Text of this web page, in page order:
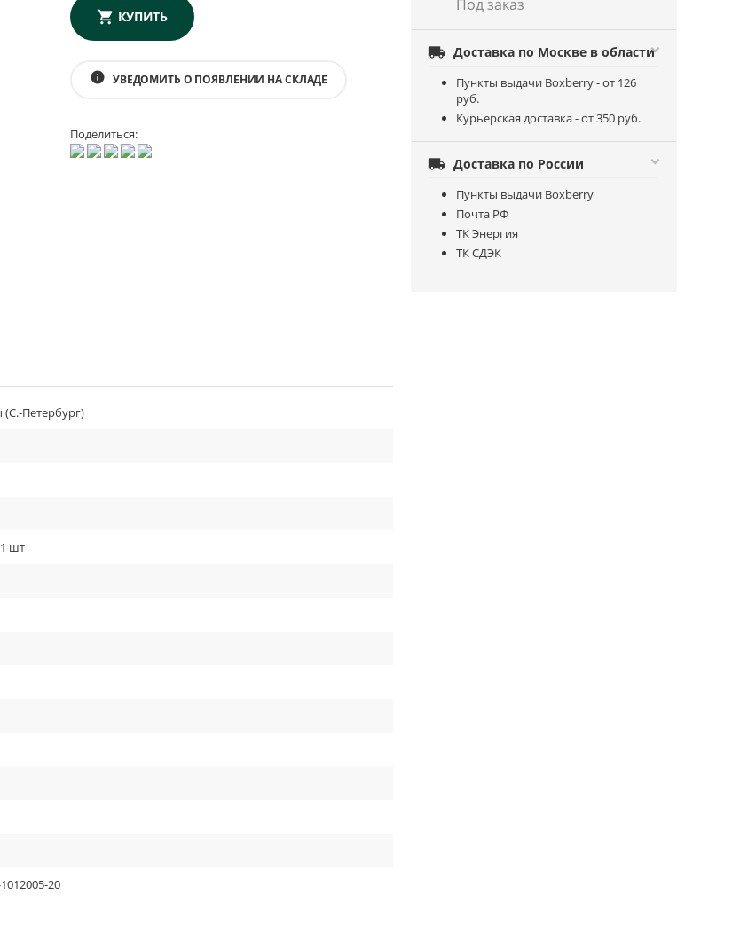
КУПИТЬ
info УВЕДОМИТЬ О ПОЯВЛЕНИИ НА СКЛАДЕ
Поделиться:
Под заказ
 Доставка по Москве в области
Пункты выдачи Boxberry - от 126
руб.
Курьерская доставка - от 350 руб.
 Доставка по России
Пункты выдачи Boxberry
Почта РФ
ТК Энергия
ТК СДЭК
Петербург)
шт
20